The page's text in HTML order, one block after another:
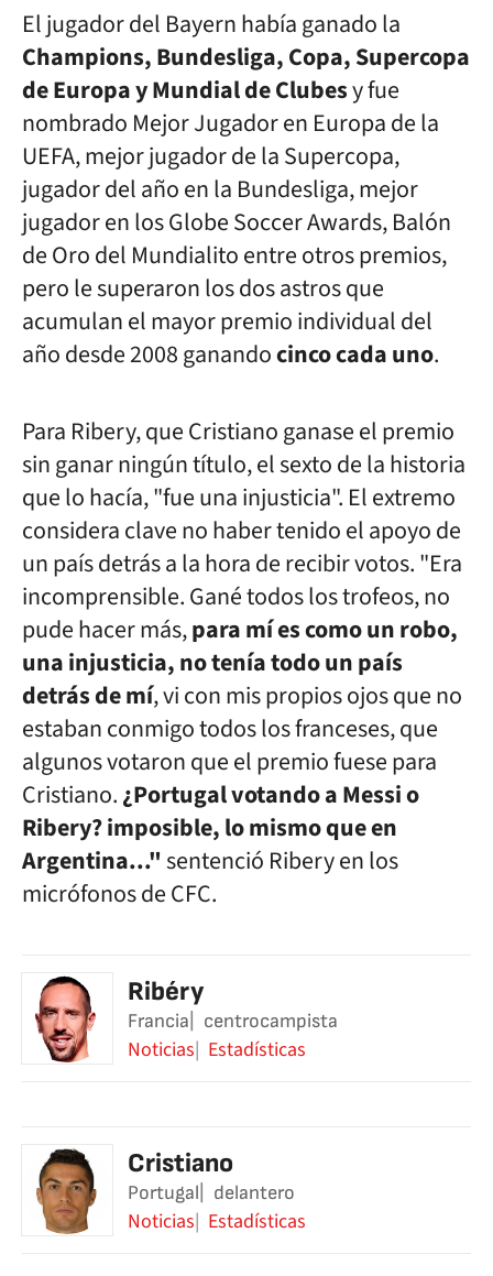
El jugador del Bayern habíaganado la
Champions, Bundesliga, Copa, Supercopa
de Europa y Mundial de Clubesy fue
nombrado Mejor Jugador en Europa de la
UEFA, mejor jugador de la Supercopa,
jugador del año en la Bundesliga, mejor
jugador en los Globe Soccer Awards, Balón
de Oro del Mundialito entre otros premios,
pero le superaron los dos astros que
acumulan el mayor premio individual del
año desde 2008 ganandocinco cada uno.
Para Ribery, que Cristiano ganase el premio
sin ganar ningún título, el sexto de la historia
que lo hacía, "fue una injusticia". El extremo
considera clave no haber tenido el apoyo de
un país detrás a la hora de recibir votos. "Era
incomprensible. Gané todos los trofeos, no
pude hacer más,para mí es como un robo,
una injusticia, no tenía todo un país
detrás de mí, vi con mis propios ojos que no
estaban conmigo todos los franceses, que
algunos votaron que el premio fuese para
Cristiano.¿Portugal votando a Messi o
Ribery? imposible, lo mismo que en
Argentina..."sentenció Ribery en los
micrófonos de CFC.
Ribéry
Francia centrocampista
Noticias Estadísticas
Cristiano
Portugal delantero
Noticias Estadísticas